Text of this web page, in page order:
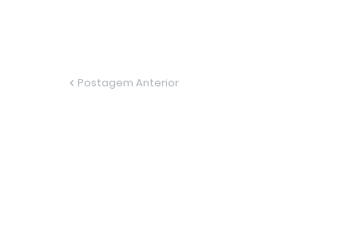
Postagem Anterior